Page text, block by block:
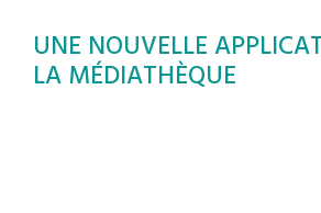
UNE NOUVELLE
LA MÉDIATHÈQUE